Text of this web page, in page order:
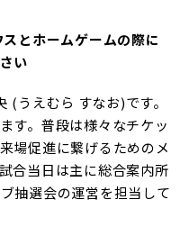
ビス
肖像権・ロゴについてプライバシ
とホームゲームの際に
い
(うえむら すなお)です。
す。普段は様々なチケッ
場促進に繋げるためのメ
合当日は主に総合案内所
抽選会の運営を担当して